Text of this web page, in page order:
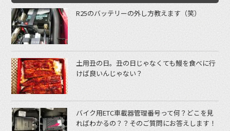
R25のバッテリーの外し方教えます（笑）
土用丑の日。丑の日じゃなくても鰻を食べに行
けば良いんじゃない？
バイク用ETC車載器管理番号って何？どこを見
ればわかるの？？そのご質問にお答えします！